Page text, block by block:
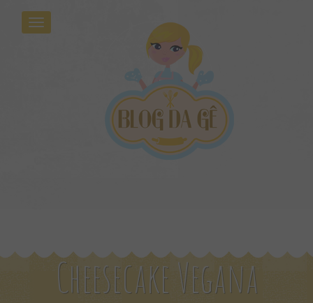
Cheesecake Vegana